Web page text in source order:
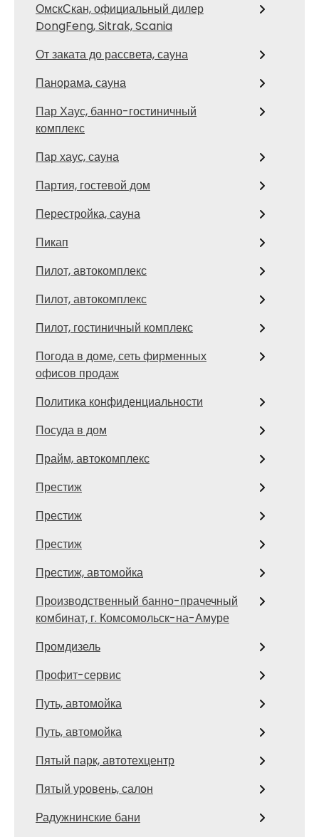
ОмскСкан, официальный дилер
DongFeng, Sitrak, Scania
От заката до рассвета, сауна
Панорама, сауна
Пар Хаус, банно-гостиничный
комплекс
Пар хаус, сауна
Партия, гостевой дом
Перестройка, сауна
Пикап
Пилот, автокомплекс
Пилот, автокомплекс
Пилот, гостиничный комплекс
Погода в доме, сеть фирменных
офисов продаж
Политика конфиденциальности
Посуда в дом
Прайм, автокомплекс
Престиж
Престиж
Престиж
Престиж, автомойка
Производственный банно-прачечный
комбинат, г. Комсомольск-на-Амуре
Промдизель
Профит-сервис
Путь, автомойка
Путь, автомойка
Пятый парк, автотехцентр
Пятый уровень, салон
Радужнинские бани